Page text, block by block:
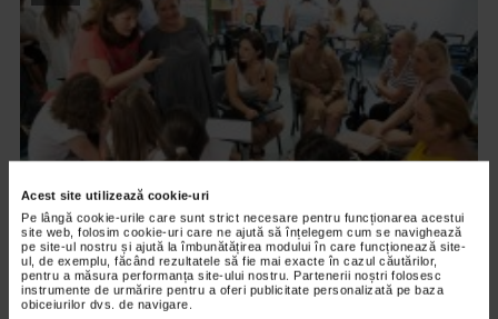
Acest site utilizează cookie-uri
Pe lângă cookie-urile care sunt strict necesare pentru funcționarea acestui
site web, folosim cookie-uri care ne ajută să înțelegem cum se navighează
pe site-ul nostru și ajută la îmbunătățirea modului în care funcționează site-
ul, de exemplu, făcând rezultatele să fie mai exacte în cazul căutărilor,
pentru a măsura performanța site-ului nostru. Partenerii noștri folosesc
instrumente de urmărire pentru a oferi publicitate personalizată pe baza
obiceiurilor dvs. de navigare.
TEST
Apetitslim si Lipidoslim de la Naturalis
7.634 vizualizari